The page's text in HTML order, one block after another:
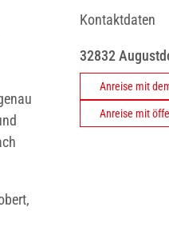
Kontaktdaten
32832
Anreise mit
Anreise mit